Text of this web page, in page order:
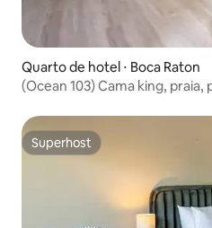
Quarto de hotel ⋅ Boca Raton
(Ocean 103) Cama king, praia,
Superhost
Superhost